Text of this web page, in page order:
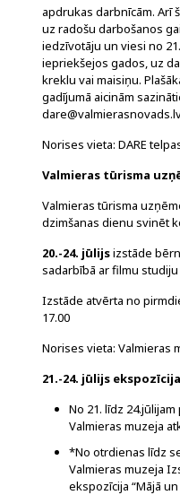
apdrukas darbnīcām. Arī
uz radošu darbošanos
iedzīvotāju un viesi no
iepriekšejos gados, uz
kreklu vai maisiņu.
gadījumā aicinām
Norises vieta: DARE
Valmieras tūrisma
Valmieras tūrisma
dzimšanas dienu svinēt
20.-24. jūlijsizstāde
sadarbībā ar filmu studiju
Izstāde atvērta no
17.00
Norises vieta: Valmieras
21.-24. jūlijs
No 21. līdz 24.jūlijam
Valmieras muzeja
*No otrdienas līdz
Valmieras muzeja
ekspozīcija “Mājā un